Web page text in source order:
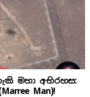
මහා අභිරහස:
Man)!